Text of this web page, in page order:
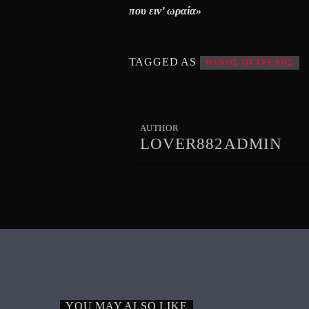
που ειν’ ωραία»
TAGGED AS ΘΑΝΟΣ ΠΕΤΡΕΛΗΣ
AUTHOR
LOVER882ADMIN
YOU MAY ALSO LIKE